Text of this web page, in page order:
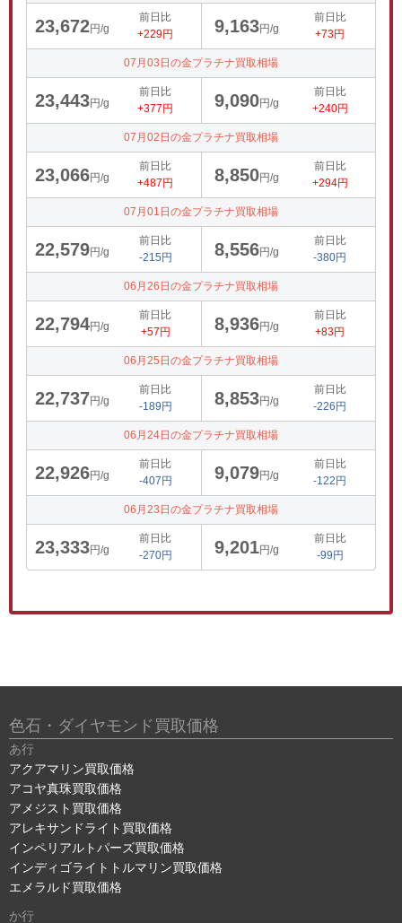
23,672円/g
前日比
+229円
9,163円/g
前日比
+73円
07月03日の金プラチナ買取相場
23,443円/g
前日比
+377円
9,090円/g
前日比
+240円
07月02日の金プラチナ買取相場
23,066円/g
前日比
+487円
8,850円/g
前日比
+294円
07月01日の金プラチナ買取相場
22,579円/g
前日比
-215円
8,556円/g
前日比
-380円
06月26日の金プラチナ買取相場
22,794円/g
前日比
+57円
8,936円/g
前日比
+83円
06月25日の金プラチナ買取相場
22,737円/g
前日比
-189円
8,853円/g
前日比
-226円
06月24日の金プラチナ買取相場
22,926円/g
前日比
-407円
9,079円/g
前日比
-122円
06月23日の金プラチナ買取相場
23,333円/g
前日比
-270円
9,201円/g
前日比
-99円
色石・ダイヤモンド買取価格
あ行
アクアマリン買取価格
アコヤ真珠買取価格
アメジスト買取価格
アレキサンドライト買取価格
インペリアルトパーズ買取価格
インディゴライトトルマリン買取価格
エメラルド買取価格
か行